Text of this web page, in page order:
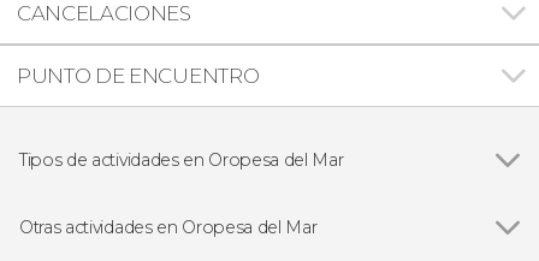
CANCELACIONES
PUNTO DE ENCUENTRO
Tipos de actividades en Oropesa del Mar
Otras actividades en Oropesa del Mar